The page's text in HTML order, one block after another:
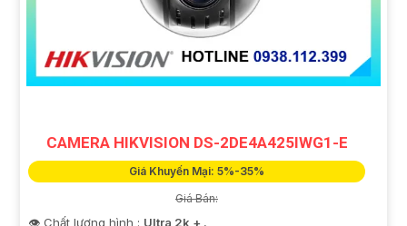
CAMERA HIKVISION DS-2DE4A425IWG1-E
Giá Khuyến Mại: 5%-35%
Giá Bán:
👁 Chất lượng hình : Ultra 2k + .